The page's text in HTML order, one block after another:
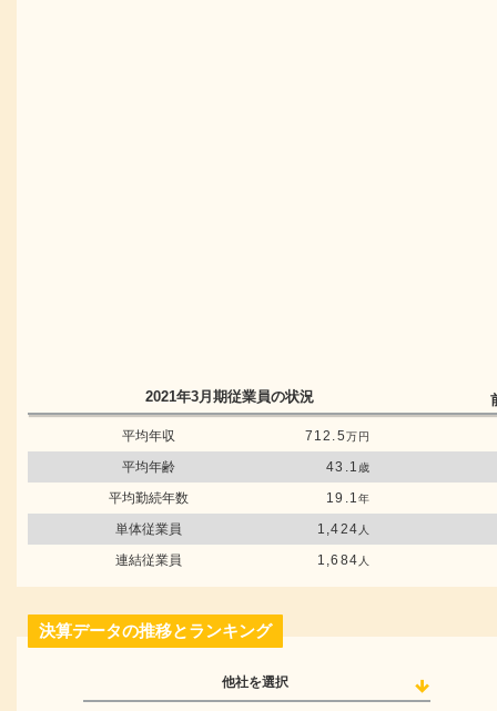
2021年3月期従業員の状況
平均年収 712.5万円
平均年齢 43.1 歳
平均勤続年数 19.1年
単体従業員 1,424 人
連結従業員 1,684 人
決算データの推移とランキング
他社を選択